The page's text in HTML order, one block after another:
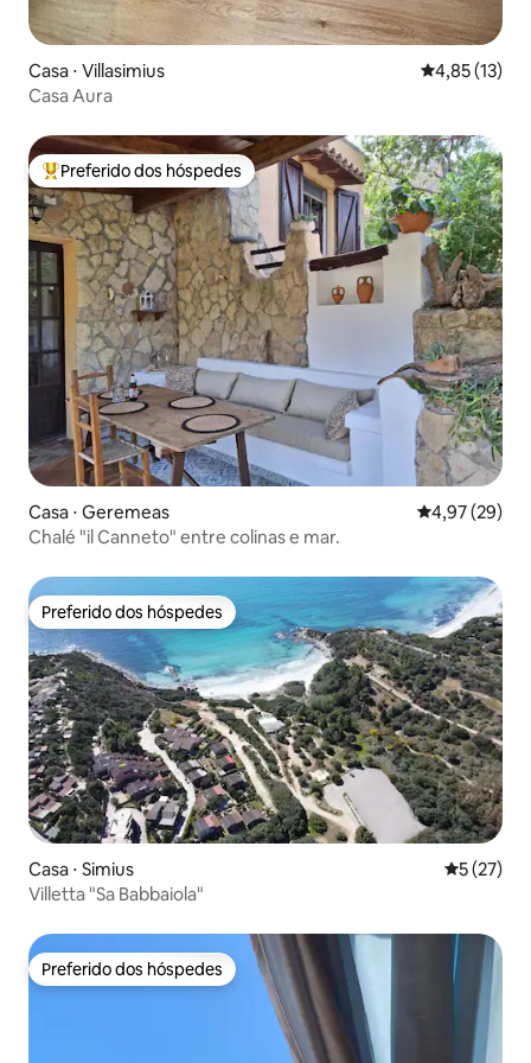
Casa ⋅ Villasimius 4,85 de uma
4,85 (13)
Casa Aura
Entre os melhores preferidos dos hóspedes
Preferido dos hóspedes
Casa ⋅ Geremeas 4,97 de uma
4,97 (29)
Chalé "il Canneto" entre colinas e mar.
Preferido dos hóspedes
Preferido dos hóspedes
Casa ⋅ Simius 5 de uma
5 (27)
Villetta "Sa Babbaiola"
Preferido dos hóspedes
Preferido dos hóspedes